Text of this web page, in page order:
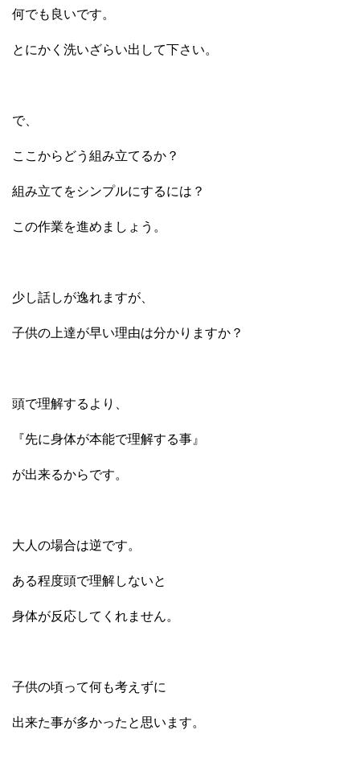
何でも良いです。
とにかく洗いざらい出して下さい。
で、
ここからどう組み立てるか？
組み立てをシンプルにするには？
この作業を進めましょう。
少し話しが逸れますが、
子供の上達が早い理由は分かりますか？
頭で理解するより、
『先に身体が本能で理解する事』
が出来るからです。
大人の場合は逆です。
ある程度頭で理解しないと
身体が反応してくれません。
子供の頃って何も考えずに
出来た事が多かったと思います。